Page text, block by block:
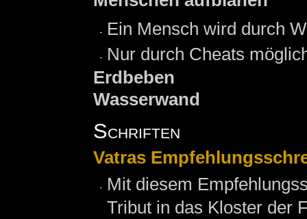
Ein Mensch wird durch
Nur durch Cheats
Erdbeben
Wasserwand
Schriften
Vatras
Mit diesem
Tribut in das Kloster der